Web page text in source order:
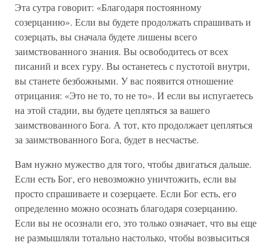
Эта сутра говорит: «Благодаря постоянному
созерцанию». Если вы будете продолжать спрашивать и
созерцать, вы сначала будете лишены всего
заимствованного знания. Вы освободитесь от всех
писаний и всех гуру. Вы останетесь с пустотой внутри,
вы станете безбожными. У вас появится отношение
отрицания: «Это не то, то не то». И если вы испугаетесь
на этой стадии, вы будете цепляться за вашего
заимствованного Бога. А тот, кто продолжает цепляться
за заимствованного Бога, будет в несчастье.
Вам нужно мужество для того, чтобы двигаться дальше.
Если есть Бог, его невозможно уничтожить, если вы
просто спрашиваете и созерцаете. Если Бог есть, его
определенно можно осознать благодаря созерцанию.
Если вы не осознали его, это только означает, что вы еще
не размышляли тотально настолько, чтобы возвыситься